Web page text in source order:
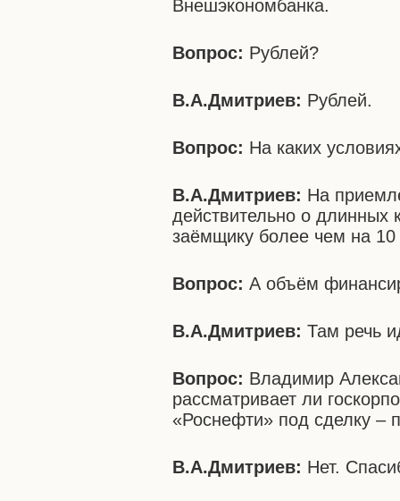
Внешэкономбанка.
Вопрос: Рублей?
В.А.Дмитриев: Рублей.
Вопрос: На каких
В.А.Дмитриев: На
действительно о длинных
заёмщику более чем на 10
Вопрос: А объём
В.А.Дмитриев: Там речь
Вопрос: Владимир
рассматривает ли
«Роснефти» под сделку –
В.А.Дмитриев: Нет.